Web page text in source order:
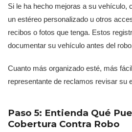
Si le ha hecho mejoras a su vehículo,
un estéreo personalizado u otros
recibos o fotos que tenga. Estos
documentar su vehículo antes del
Cuanto más organizado esté, más
representante de reclamos revisar su
Paso 5: Entienda Qué
Cobertura Contra Robo